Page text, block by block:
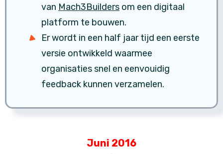
van Mach3Builders om een digitaal
platform te bouwen.
Er wordt in een half jaar tijd een eerste
versie ontwikkeld waarmee
organisaties snel en eenvouidig
feedback kunnen verzamelen.
Juni 2016